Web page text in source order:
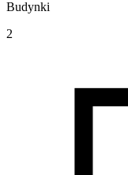
Budynki
2